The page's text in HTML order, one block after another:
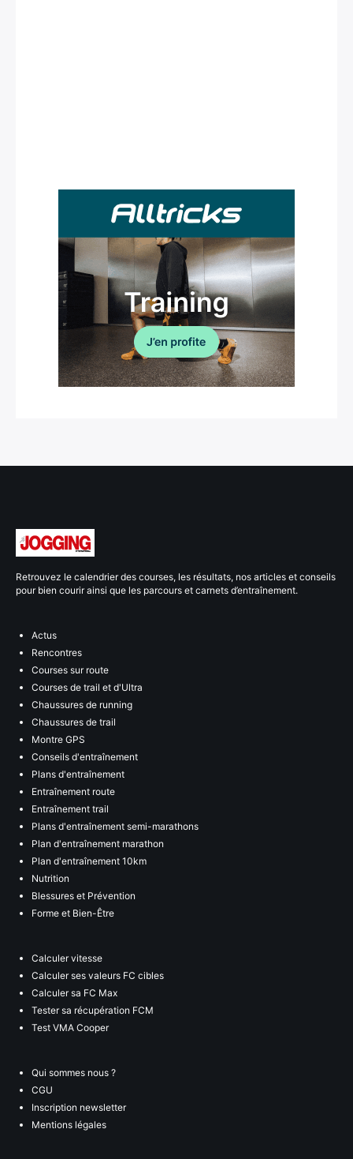
Retrouvez le calendrier des courses, les résultats, nos articles et conseils
pour bien courir ainsi que les parcours et carnets d’entraînement.
Actus
Rencontres
Courses sur route
Courses de trail et d'Ultra
Chaussures de running
Chaussures de trail
Montre GPS
Conseils d'entraînement
Plans d'entraînement
Entraînement route
Entraînement trail
Plans d'entraînement semi-marathons
Plan d'entraînement marathon
Plan d'entraînement 10km
Nutrition
Blessures et Prévention
Forme et Bien-Être
Calculer vitesse
Calculer ses valeurs FC cibles
Calculer sa FC Max
Tester sa récupération FCM
Test VMA Cooper
Qui sommes nous ?
CGU
Inscription newsletter
Mentions légales